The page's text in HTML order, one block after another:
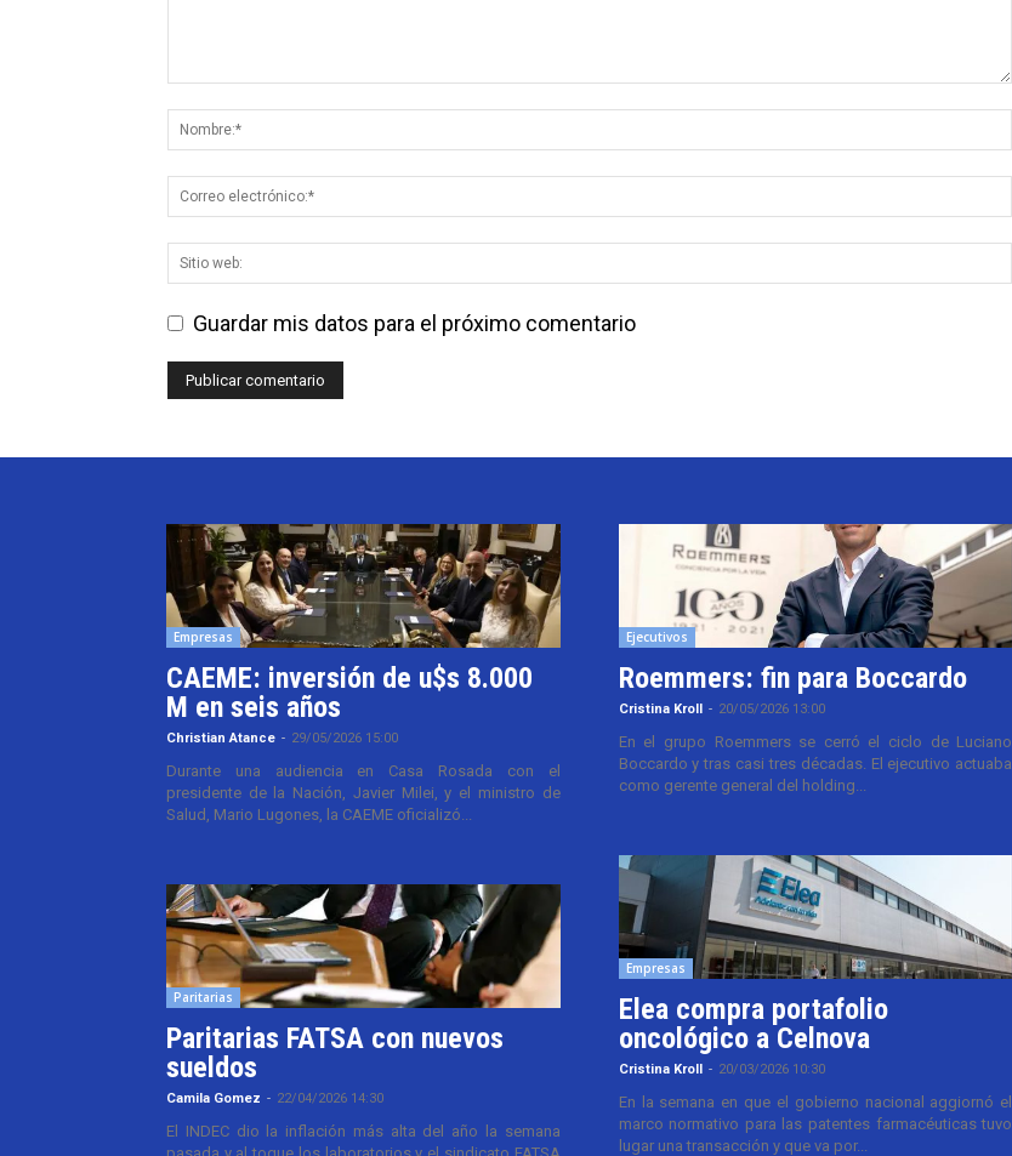
Guardar mis datos para el próximo comentario
Empresas
CAEME: inversión de u$s 8.000
M en seis años
Christian Atance - 29/05/2026 15:00
Durante una audiencia en Casa Rosada con el
presidente de la Nación, Javier Milei, y el ministro de
Salud, Mario Lugones, la CAEME oficializó...
Paritarias
Paritarias FATSA con nuevos
sueldos
Camila Gomez - 22/04/2026 14:30
El INDEC dio la inflación más alta del año la semana
Ejecutivos
Roemmers: fin para Boccardo
Cristina Kroll - 20/05/2026 13:00
En el grupo Roemmers se cerró el ciclo de Luciano
Boccardo y tras casi tres décadas. El ejecutivo actuaba
como gerente general del holding...
Empresas
Elea compra portafolio
oncológico a Celnova
Cristina Kroll - 20/03/2026 10:30
En la semana en que el gobierno nacional aggiornó el
marco normativo para las patentes farmacéuticas tuvo
lugar una transacción y que va por...